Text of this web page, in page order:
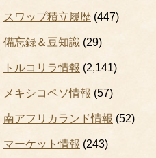
スワップ積立履歴 (447)
備忘録＆豆知識 (29)
トルコリラ情報 (2,141)
メキシコペソ情報 (57)
南アフリカランド情報 (52)
マーケット情報 (243)